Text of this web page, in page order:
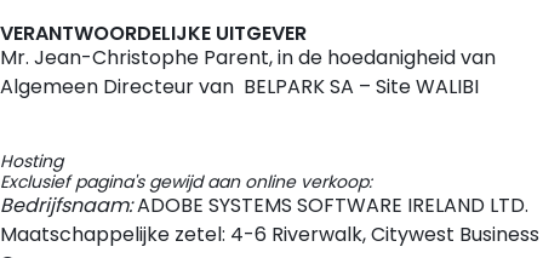
VERANTWOORDELIJKE UITGEVER
Mr. Jean-Christophe Parent, in de hoedanigheid van
Algemeen Directeur van BELPARK SA – Site WALIBI
Hosting
Exclusief pagina's gewijd aan online verkoop:
Bedrijfsnaam:ADOBE SYSTEMS SOFTWARE IRELAND LTD.
Maatschappelijke zetel: 4-6 Riverwalk, Citywest Business